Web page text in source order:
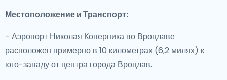
Местоположение и Транспорт:
- Аэропорт Николая Коперника во Вроцлаве
расположен примерно в 10 километрах (6,2 милях) к
юго-западу от центра города Вроцлав.